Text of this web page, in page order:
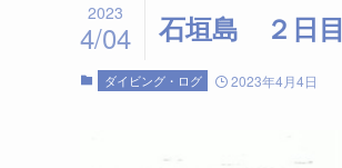
石垣島 ２日目
2023
4/04
ダイビング・ログ 2023年4月4日